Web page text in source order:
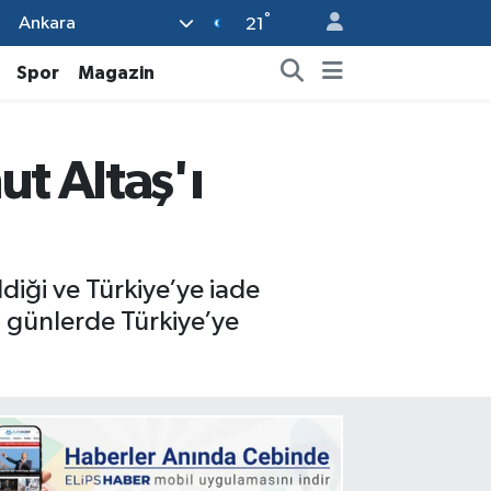
Ankara 21 °
Spor Magazin
Altaş'ı
ve Türkiye’ye iade
günlerde Türkiye’ye